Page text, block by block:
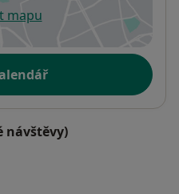
mapu
otevře v nové záložce
návštěvy)